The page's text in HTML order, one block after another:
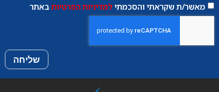
מאשר/ת שקראתי והסכמתילמדיניות הפרטיותבאתר
שליחה